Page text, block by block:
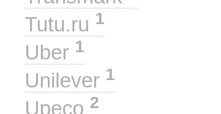
Tutu.ru 1
Uber 1
Unilever 1
Upeco 2